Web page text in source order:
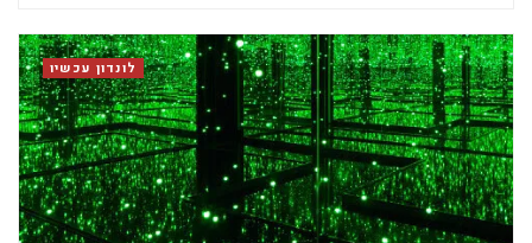
Gallery) חוזרת לפשטות…
לונדון עכשיו